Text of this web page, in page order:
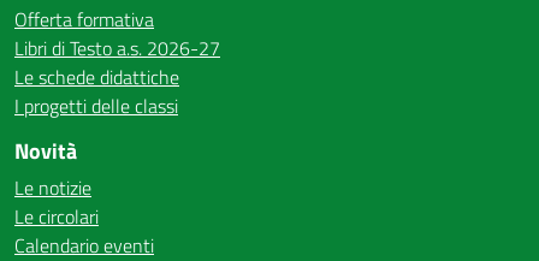
Offerta formativa
Libri di Testo a.s. 2026-27
Le schede didattiche
I progetti delle classi
Novità
Le notizie
Le circolari
Calendario eventi